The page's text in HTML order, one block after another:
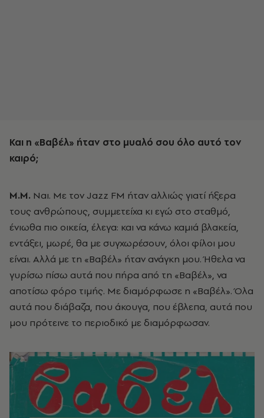
Και η «Βαβέλ» ήταν στο μυαλό σου όλο αυτό τον
καιρό;
Μ.Μ. Ναι. Με τον Jazz FM ήταν αλλιώς γιατί ήξερα
τους ανθρώπους, συμμετείχα κι εγώ στο σταθμό,
ένιωθα πιο οικεία, έλεγα: και να κάνω καμιά βλακεία,
εντάξει, μωρέ, θα με συγχωρέσουν, όλοι φίλοι μου
είναι. Αλλά με τη «Βαβέλ» ήταν ανάγκη μου. Ήθελα να
γυρίσω πίσω αυτά που πήρα από τη «Βαβέλ», να
αποτίσω φόρο τιμής. Με διαμόρφωσε η «Βαβέλ». Όλα
αυτά που διάβαζα, που άκουγα, που έβλεπα, αυτά που
μου πρότεινε το περιοδικό με διαμόρφωσαν.